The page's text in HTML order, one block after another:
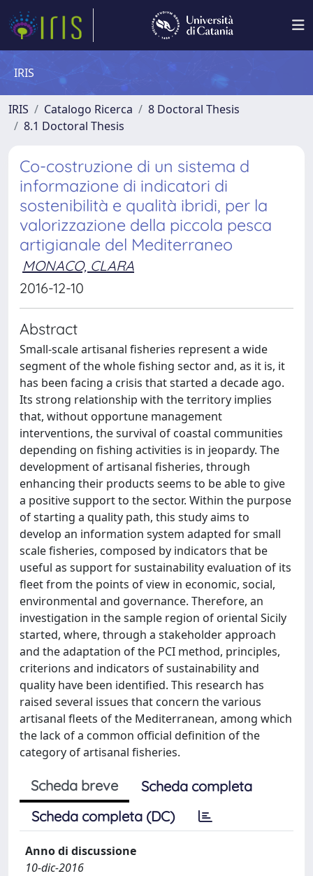
IRIS
IRIS Catalogo Ricerca
8 Doctoral Thesis
8.1 Doctoral Thesis
Co-costruzione di un sistema d
informazione di indicatori di
sostenibilità e qualità ibridi, per la
valorizzazione della piccola pesca
artigianale del Mediterraneo
MONACO, CLARA
2016-12-10
Abstract
Small-scale artisanal fisheries represent a wide
segment of the whole fishing sector and, as it is, it
has been facing a crisis that started a decade ago.
Its strong relationship with the territory implies
that, without opportune management
interventions, the survival of coastal communities
depending on fishing activities is in jeopardy. The
development of artisanal fisheries, through
enhancing their products seems to be able to give
a positive support to the sector. Within the purpose
of starting a quality path, this study aims to
develop an information system adapted for small
scale fisheries, composed by indicators that be
useful as support for sustainability evaluation of its
fleet from the points of view in economic, social,
environmental and governance. Therefore, an
investigation in the sample region of oriental Sicily
started, where, through a stakeholder approach
and the adaptation of the PCI method, principles,
criterions and indicators of sustainability and
quality have been identified. This research has
raised several issues that concern the various
artisanal fleets of the Mediterranean, among which
the lack of a common official definition of the
category of artisanal fisheries.
Scheda breve
Scheda completa
Scheda completa (DC)
Anno di discussione
10-dic-2016